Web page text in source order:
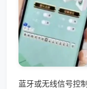
蓝牙或无线信号控